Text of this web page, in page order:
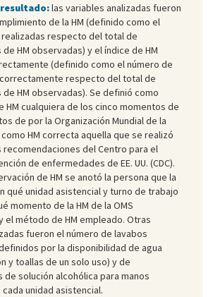
las variables analizadas fueron
de la HM (definido como el
realizadas respecto del total de
HM observadas) y el índice de HM
(definido como el número de
respecto del total de
HM observadas). Se definió como
HM cualquiera de los cinco momentos de
de por la Organización Mundial de la
como HM correcta aquella que se realizó
recomendaciones del Centro para el
de enfermedades de EE. UU. (CDC).
de HM se anotó la persona que la
qué unidad asistencial y turno de trabajo
momento de la HM de la OMS
el método de HM empleado. Otras
fueron el número de lavabos
por la disponibilidad de agua
y toallas de un solo uso) y de
solución alcohólica para manos
unidad asistencial.